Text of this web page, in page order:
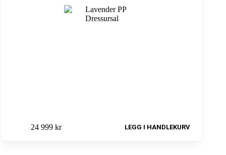
24 999 kr LEGG I HANDLEKURV